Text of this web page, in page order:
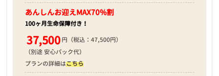
2026年04月18日
あんしんお迎えMAX70%割
100ヶ月生命保障付き！
37,500 円（税込：47,500円）
（別途 安心パック代）
プランの詳細はこちら